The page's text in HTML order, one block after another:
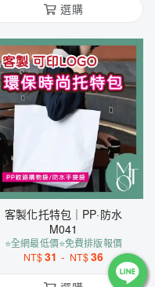
選購
客製化托特包｜PP·防水
M041
⭐全網最低價⭐免費排版報價
NT$31 - NT$36